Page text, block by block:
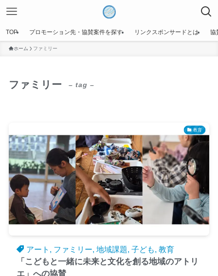
TOP プロモーション先・協賛案件を探す リンクスポンサードとは 協
ホーム ファミリー
ファミリー – tag –
教育
アート, ファミリー, 地域課題, 子ども, 教育
「こどもと一緒に未来と文化を創る地域のアトリ
エ」への協賛